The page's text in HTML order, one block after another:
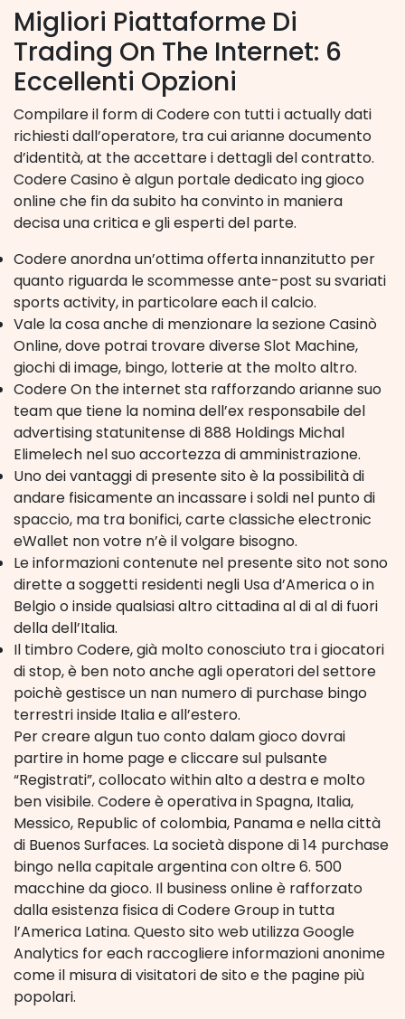
Migliori Piattaforme Di
Trading On The Internet: 6
Eccellenti Opzioni
Compilare il form di Codere con tutti i actually dati
richiesti dall’operatore, tra cui arianne documento
d’identità, at the accettare i dettagli del contratto.
Codere Casino è algun portale dedicato ing gioco
online che fin da subito ha convinto in maniera
decisa una critica e gli esperti del parte.
Codere anordna un’ottima offerta innanzitutto per
quanto riguarda le scommesse ante-post su svariati
sports activity, in particolare each il calcio.
Vale la cosa anche di menzionare la sezione Casinò
Online, dove potrai trovare diverse Slot Machine,
giochi di image, bingo, lotterie at the molto altro.
Codere On the internet sta rafforzando arianne suo
team que tiene la nomina dell’ex responsabile del
advertising statunitense di 888 Holdings Michal
Elimelech nel suo accortezza di amministrazione.
Uno dei vantaggi di presente sito è la possibilità di
andare fisicamente an incassare i soldi nel punto di
spaccio, ma tra bonifici, carte classiche electronic
eWallet non votre n’è il volgare bisogno.
Le informazioni contenute nel presente sito not sono
dirette a soggetti residenti negli Usa d’America o in
Belgio o inside qualsiasi altro cittadina al di al di fuori
della dell’Italia.
Il timbro Codere, già molto conosciuto tra i giocatori
di stop, è ben noto anche agli operatori del settore
poichè gestisce un nan numero di purchase bingo
terrestri inside Italia e all’estero.
Per creare algun tuo conto dalam gioco dovrai
partire in home page e cliccare sul pulsante
“Registrati”, collocato within alto a destra e molto
ben visibile. Codere è operativa in Spagna, Italia,
Messico, Republic of colombia, Panama e nella città
di Buenos Surfaces. La società dispone di 14 purchase
bingo nella capitale argentina con oltre 6. 500
macchine da gioco. Il business online è rafforzato
dalla esistenza fisica di Codere Group in tutta
l’America Latina. Questo sito web utilizza Google
Analytics for each raccogliere informazioni anonime
come il misura di visitatori de sito e the pagine più
popolari.